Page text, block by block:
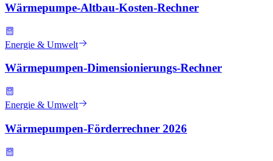
Wärmepumpe-Altbau-Kosten-Rechner
Energie & Umwelt
Wärmepumpen-Dimensionierungs-Rechner
Energie & Umwelt
Wärmepumpen-Förderrechner 2026